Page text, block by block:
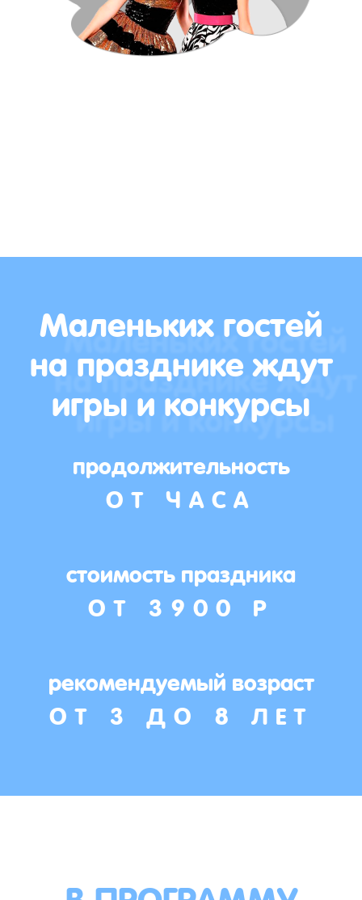
Маленьких гостей
на празднике ждут
игры и конкурсы
продолжительность
ОТ ЧАСА
стоимость праздника
ОТ 3900 Р
рекомендуемый возраст
ОТ 3 ДО 8 ЛЕТ